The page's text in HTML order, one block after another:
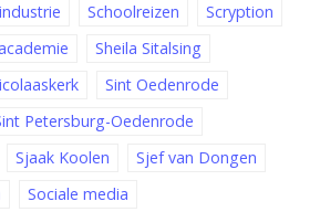
Schoolreizen
Scryption
Sheila Sitalsing
Sint Oedenrode
Petersburg-Oedenrode
Sjaak Koolen
Sjef van Dongen
Sociale media